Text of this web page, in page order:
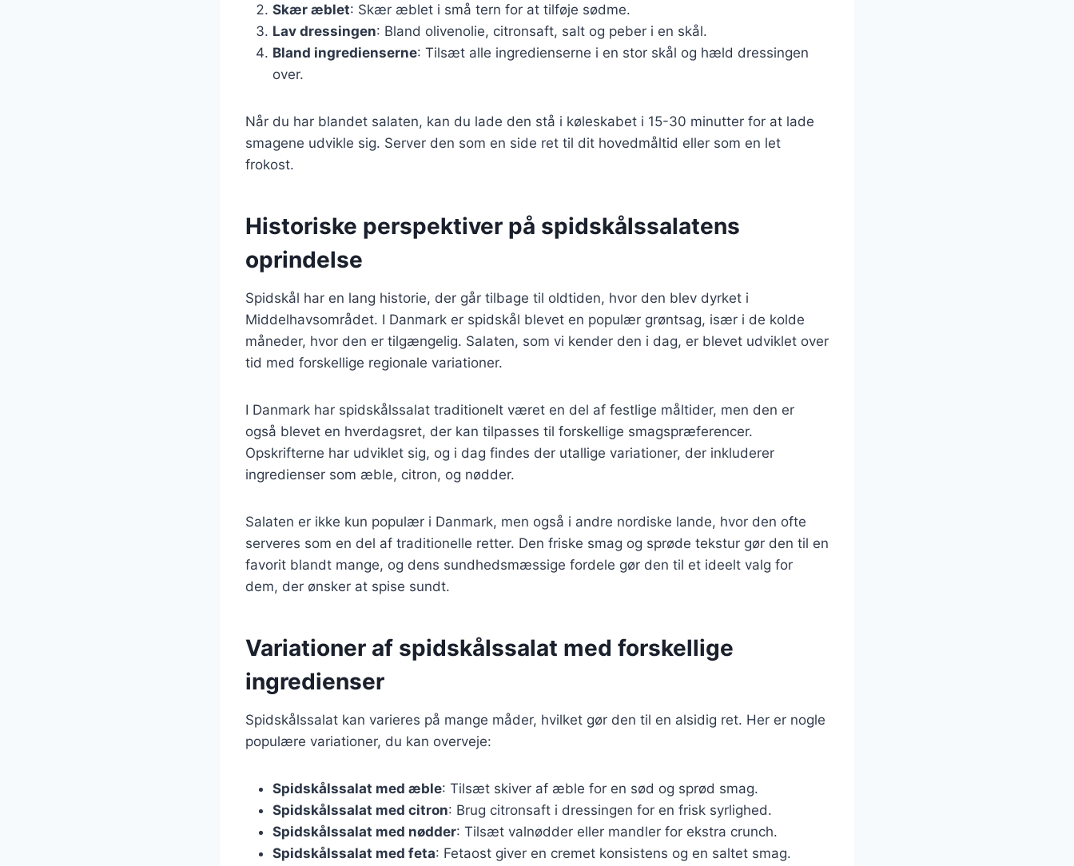
Skær æblet: Skær æblet i små tern for at tilføje sødme.
Lav dressingen: Bland olivenolie, citronsaft, salt og peber i en skål.
Bland ingredienserne: Tilsæt alle ingredienserne i en stor skål og hæld dressingen
over.
Når du har blandet salaten, kan du lade den stå i køleskabet i 15-30 minutter for at lade
smagene udvikle sig. Server den som en side ret til dit hovedmåltid eller som en let
frokost.
Historiske perspektiver på spidskålssalatens
oprindelse
Spidskål har en lang historie, der går tilbage til oldtiden, hvor den blev dyrket i
Middelhavsområdet. I Danmark er spidskål blevet en populær grøntsag, især i de kolde
måneder, hvor den er tilgængelig. Salaten, som vi kender den i dag, er blevet udviklet over
tid med forskellige regionale variationer.
I Danmark har spidskålssalat traditionelt været en del af festlige måltider, men den er
også blevet en hverdagsret, der kan tilpasses til forskellige smagspræferencer.
Opskrifterne har udviklet sig, og i dag findes der utallige variationer, der inkluderer
ingredienser som æble, citron, og nødder.
Salaten er ikke kun populær i Danmark, men også i andre nordiske lande, hvor den ofte
serveres som en del af traditionelle retter. Den friske smag og sprøde tekstur gør den til en
favorit blandt mange, og dens sundhedsmæssige fordele gør den til et ideelt valg for
dem, der ønsker at spise sundt.
Variationer af spidskålssalat med forskellige
ingredienser
Spidskålssalat kan varieres på mange måder, hvilket gør den til en alsidig ret. Her er nogle
populære variationer, du kan overveje:
Spidskålssalat med æble: Tilsæt skiver af æble for en sød og sprød smag.
Spidskålssalat med citron: Brug citronsaft i dressingen for en frisk syrlighed.
Spidskålssalat med nødder: Tilsæt valnødder eller mandler for ekstra crunch.
Spidskålssalat med feta: Fetaost giver en cremet konsistens og en saltet smag.